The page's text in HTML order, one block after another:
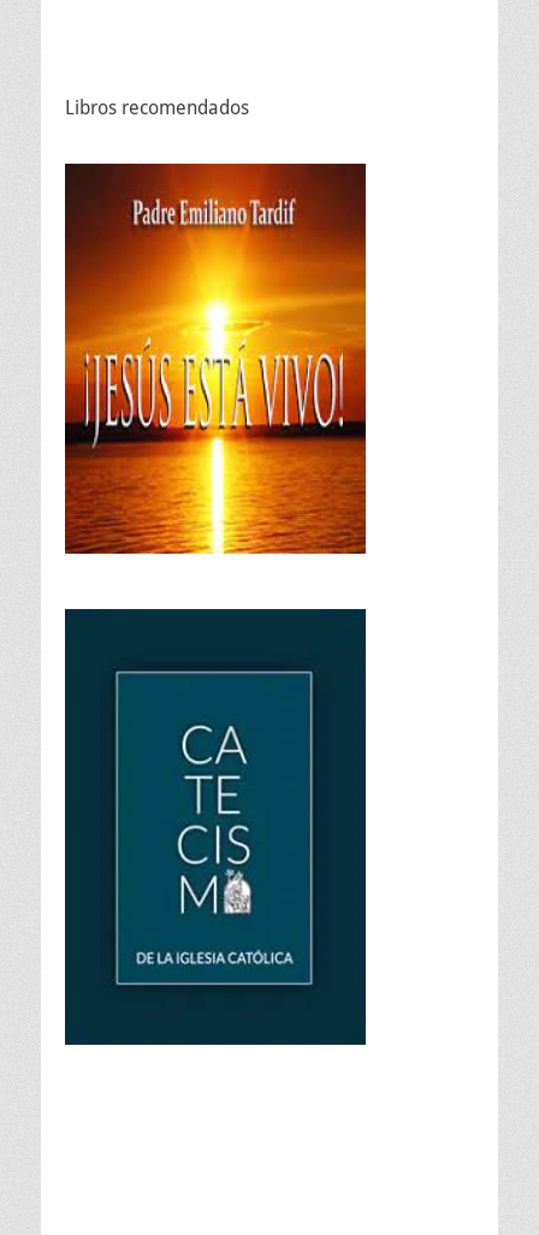
Libros recomendados